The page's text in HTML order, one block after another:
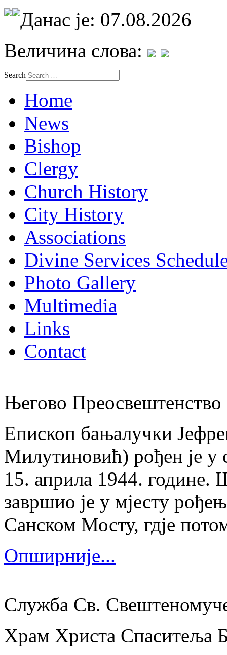
Данас је: 07.08.2026
Величина слова:
Search
Home
News
Bishop
Clergy
Church History
City History
Associations
Divine Services
Photo Gallery
Multimedia
Links
Contact
Његово
Епископ бањалучки
Милутиновић) рођен је у
15. априла 1944. године.
завршио је у мјесту
Санском Мосту, гдје
Опширније...
Служба Св.
Храм Христа Спаситеља